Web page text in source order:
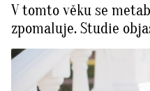
V tomto věku se
zpomaluje. Studie